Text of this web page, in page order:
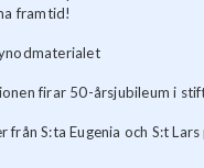
framtid!
firar 50-årsjubileum i
från S:ta Eugenia och S:t Lars